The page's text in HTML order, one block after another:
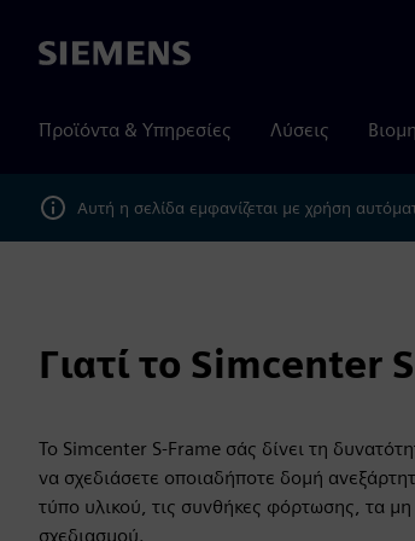
Siemens
Προϊόντα & Υπηρεσίες Λύσεις
Αυτή η σελίδα εμφανίζεται με χρήση
Γιατί το Simcenter
Το Simcenter S-Frame σάς δίνει τη
να σχεδιάσετε οποιαδήποτε δομή
τύπο υλικού, τις συνθήκες φόρτωσης, τα
σχεδιασμού.